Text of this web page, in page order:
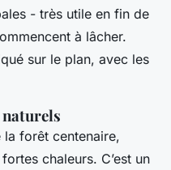
- très utile en fin de
à lâcher.
sur le plan, avec les
naturels
la forêt centenaire,
chaleurs. C’est un